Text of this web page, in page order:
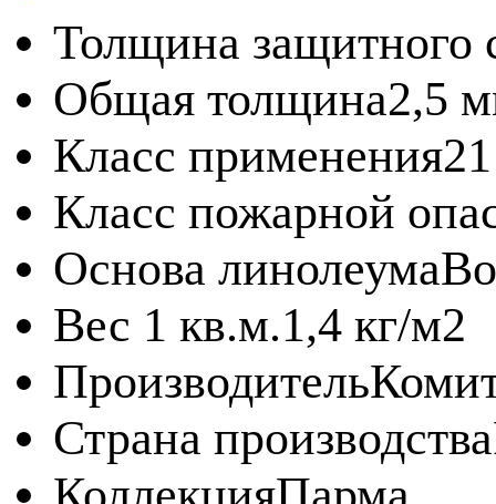
Толщина защитного
Общая толщина2,5
Класс применения21
Класс пожарной
Основа линолеума
Вес 1 кв.м.1,4 кг/м2
Производитель
Страна производства